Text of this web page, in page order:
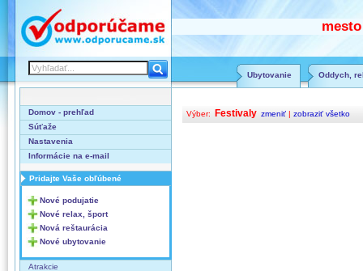
Oddych,
Ubytovanie
Domov - prehľad
Súťaže
Nastavenia
Informácie na e-mail
Pridajte Vaše obľúbené
Nové podujatie
Nové relax, šport
Nová reštaurácia
Nové ubytovanie
Atrakcie
Výber: Festivaly zmeniť | zobraziť všetko